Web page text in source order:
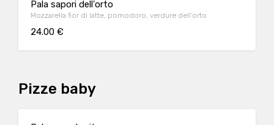
Pala sapori dell'orto
Mozzarella fior di latte, pomodoro, verdure dell’orto
24.00 €
Pizze baby